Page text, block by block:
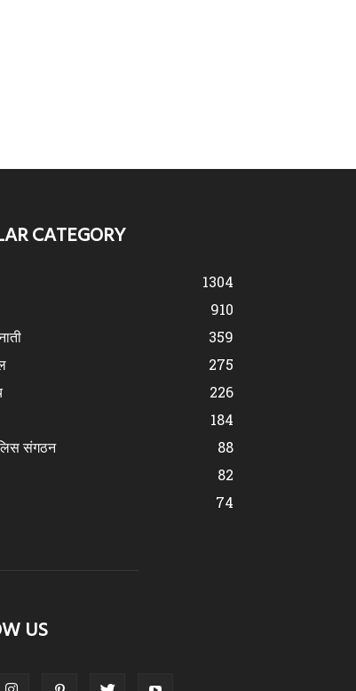
CATEGORY
1304
910
359
275
226
184
संगठन
88
82
74
US